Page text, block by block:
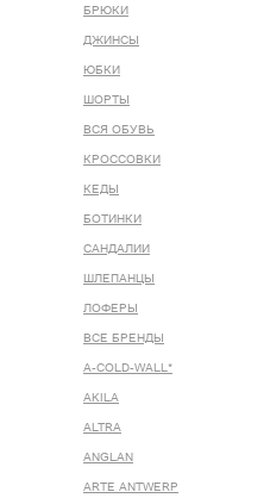
БРЮКИ
ДЖИНСЫ
ЮБКИ
ШОРТЫ
ВСЯ ОБУВЬ
КРОССОВКИ
КЕДЫ
БОТИНКИ
САНДАЛИИ
ШЛЕПАНЦЫ
ЛОФЕРЫ
ВСЕ БРЕНДЫ
A-COLD-WALL*
AKILA
ALTRA
ANGLAN
ARTE ANTWERP